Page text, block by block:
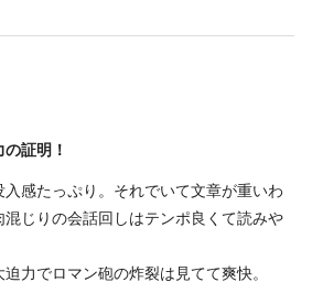
証明！
感たっぷり。それでいて文章が重いわ
じりの会話回しはテンポ良くて読みや
力でロマン砲の炸裂は見てて爽快。